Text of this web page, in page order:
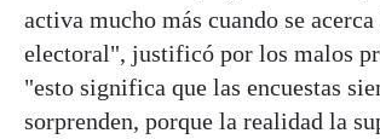
activa mucho más cuando se
electoral", justificó por los malos
"esto significa que las encuestas
sorprenden, porque la realidad la